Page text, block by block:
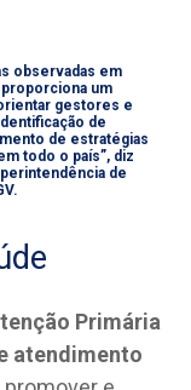
observadas em
um
gestores e
de
de estratégias
todo o país”, diz
de
Primária
atendimento